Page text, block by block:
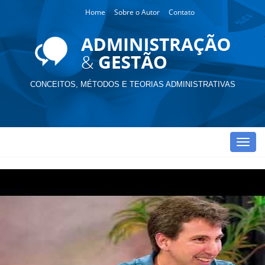
Home Sobre o Autor Contato
CONCEITOS, MÉTODOS E TEORIAS ADMINISTRATIVAS